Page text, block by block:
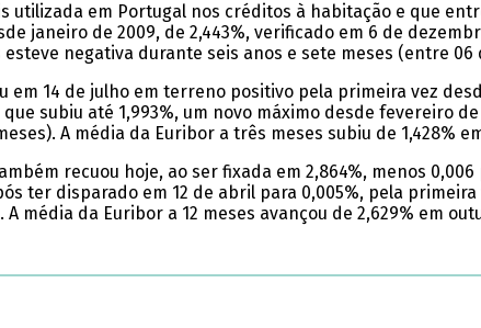
utilizada em Portugal nos créditos à habitação e que
janeiro de 2009, de 2,443%, verificado em 6 de
negativa durante seis anos e sete meses (entre 06
em 14 de julho em terreno positivo pela primeira vez
subiu até 1,993%, um novo máximo desde fevereiro
A média da Euribor a três meses subiu de 1,428%
recuou hoje, ao ser fixada em 2,864%, menos
ter disparado em 12 de abril para 0,005%, pela
média da Euribor a 12 meses avançou de 2,629% em